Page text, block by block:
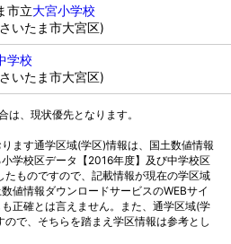
市立大宮小学校
いたま市大宮区)
学校
いたま市大宮区)
は、現状優先となります。
ます通学区域(学区)情報は、国土数値情報
学校区データ【2016年度】及び中学校区
ものですので、記載情報が現在の学区域
値情報ダウンロードサービスのWEBサイ
正確とは言えません。また、通学区域(学
で、そちらを踏まえ学区情報は参考とし